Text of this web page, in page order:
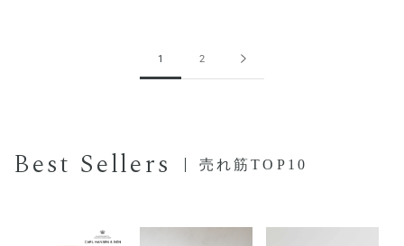
1 2
Best Sellers 売れ筋TOP10